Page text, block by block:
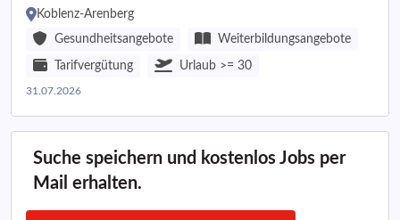
Koblenz-Arenberg
Gesundheitsangebote
Weiterbildungsangebote
Tarifvergütung Urlaub >= 30
31.07.2026
Suche speichern und kostenlos Jobs per
Mail erhalten.